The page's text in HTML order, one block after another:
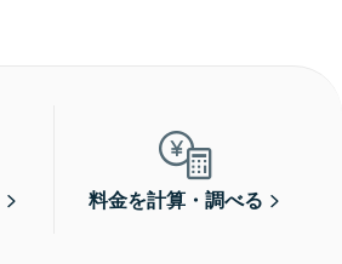
料金を計算・調べる